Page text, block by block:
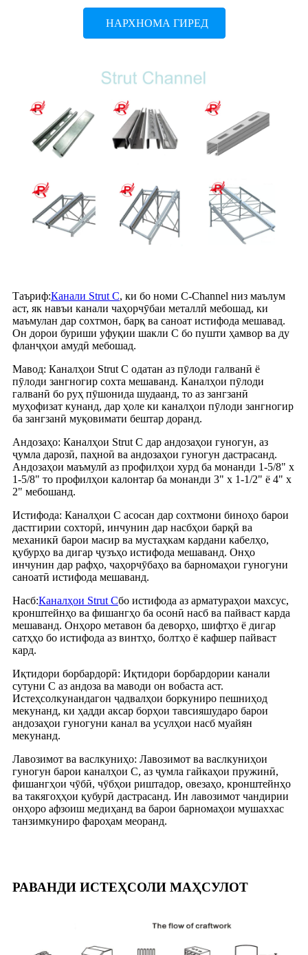
НАРХНОМА ГИРЕД
Таъриф:Канали Strut C, ки бо номи C-Channel низ маълум
аст, як навъи канали чаҳорчӯбаи металлӣ мебошад, ки
маъмулан дар сохтмон, барқ ​​ва саноат истифода мешавад.
Он дорои буриши уфуқии шакли C бо пушти ҳамвор ва ду
фланҷҳои амудӣ мебошад.
Мавод: Каналҳои Strut C одатан аз пӯлоди галванӣ ё
пӯлоди зангногир сохта мешаванд. Каналҳои пӯлоди
галванӣ бо руҳ пӯшонида шудаанд, то аз зангзанӣ
муҳофизат кунанд, дар ҳоле ки каналҳои пӯлоди зангногир
ба зангзанӣ муқовимати бештар доранд.
Андозаҳо: Каналҳои Strut C дар андозаҳои гуногун, аз
ҷумла дарозӣ, паҳноӣ ва андозаҳои гуногун дастрасанд.
Андозаҳои маъмулӣ аз профилҳои хурд ба монанди 1-5/8" x
1-5/8" то профилҳои калонтар ба монанди 3" x 1-1/2" ё 4" x
2" мебошанд.
Истифода: Каналҳои C асосан дар сохтмони биноҳо барои
дастгирии сохторӣ, инчунин дар насбҳои барқӣ ва
механикӣ барои масир ва мустаҳкам кардани кабелҳо,
қубурҳо ва дигар ҷузъҳо истифода мешаванд. Онҳо
инчунин дар рафҳо, чаҳорчӯбаҳо ва барномаҳои гуногуни
саноатӣ истифода мешаванд.
Насб:Каналҳои Strut Cбо истифода аз арматураҳои махсус,
кронштейнҳо ва фишангҳо ба осонӣ насб ва пайваст карда
мешаванд. Онҳоро метавон ба деворҳо, шифтҳо ё дигар
сатҳҳо бо истифода аз винтҳо, болтҳо ё кафшер пайваст
кард.
Иқтидори борбардорӣ: Иқтидори борбардории канали
сутуни C аз андоза ва маводи он вобаста аст.
Истеҳсолкунандагон ҷадвалҳои боркуниро пешниҳод
мекунанд, ки ҳадди аксар борҳои тавсияшударо барои
андозаҳои гуногуни канал ва усулҳои насб муайян
мекунанд.
Лавозимот ва васлкуниҳо: Лавозимот ва васлкуниҳои
гуногун барои каналҳои C, аз ҷумла гайкаҳои пружинӣ,
фишангҳои чӯбӣ, чӯбҳои риштадор, овезаҳо, кронштейнҳо
ва такягоҳҳои қубурӣ дастрасанд. Ин лавозимот чандирии
онҳоро афзоиш медиҳанд ва барои барномаҳои мушаххас
танзимкуниро фароҳам меоранд.
РАВАНДИ ИСТЕҲСОЛИ МАҲСУЛОТ